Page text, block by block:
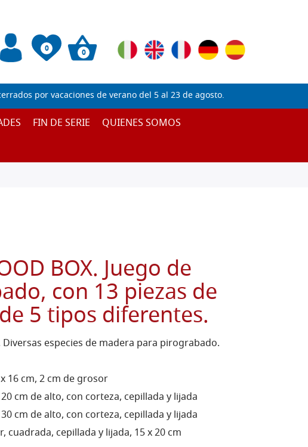
0 0
por vacaciones de verano del 5 al 23 de agosto.
FIN DE SERIE
QUIENES SOMOS
BOX. Juego de
con 13 piezas de
5 tipos diferentes.
Diversas especies de madera para pirograbado.
16 cm, 2 cm de grosor
cm de alto, con corteza, cepillada y lijada
cm de alto, con corteza, cepillada y lijada
cuadrada, cepillada y lijada, 15 x 20 cm